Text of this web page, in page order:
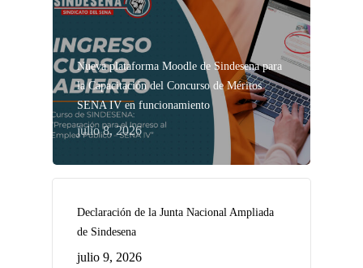
Nueva plataforma Moodle de Sindesena para
la Capacitación del Concurso de Méritos
SENA IV en funcionamiento
julio 8, 2026
Declaración de la Junta Nacional Ampliada
de Sindesena
julio 9, 2026